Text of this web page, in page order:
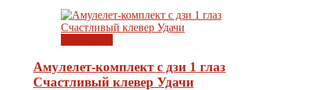
Амулелет-комплект с дзи 1 глаз
Счастливый клевер Удачи